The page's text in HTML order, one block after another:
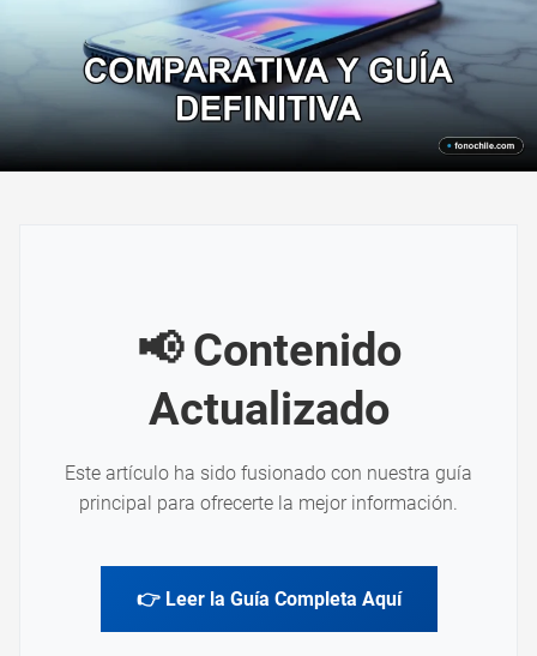
📢 Contenido
Actualizado
Este artículo ha sido fusionado con nuestra guía
principal para ofrecerte la mejor información.
👉 Leer la Guía Completa Aquí